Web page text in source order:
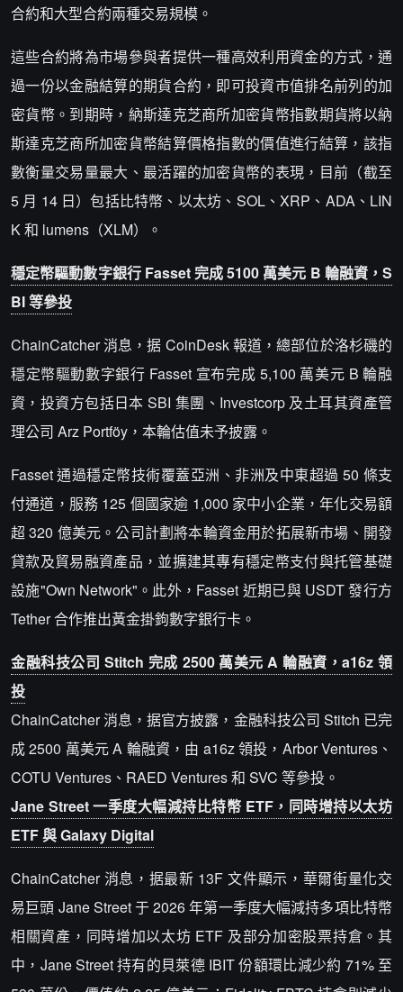
合約和大型合約兩種交易規模。
這些合約將為市場參與者提供一種高效利用資金的方式，通
過一份以金融結算的期貨合約，即可投資市值排名前列的加
密貨幣。到期時，納斯達克芝商所加密貨幣指數期貨將以納
斯達克芝商所加密貨幣結算價格指數的價值進行結算，該指
數衡量交易量最大、最活躍的加密貨幣的表現，目前（截至
5 月 14 日）包括比特幣、以太坊、SOL、XRP、ADA、LIN
K 和 lumens（XLM）。
穩定幣驅動數字銀行 Fasset 完成 5100 萬美元 B 輪融資，S
BI 等參投
ChainCatcher 消息，据 CoinDesk 報道，總部位於洛杉磯的
穩定幣驅動數字銀行 Fasset 宣布完成 5,100 萬美元 B 輪融
資，投資方包括日本 SBI 集團、Investcorp 及土耳其資產管
理公司 Arz Portföy，本輪估值未予披露。
Fasset 通過穩定幣技術覆蓋亞洲、非洲及中東超過 50 條支
付通道，服務 125 個國家逾 1,000 家中小企業，年化交易額
超 320 億美元。公司計劃將本輪資金用於拓展新市場、開發
貸款及貿易融資產品，並擴建其專有穩定幣支付與托管基礎
設施"Own Network"。此外，Fasset 近期已與 USDT 發行方
Tether 合作推出黃金掛鉤數字銀行卡。
金融科技公司 Stitch 完成 2500 萬美元 A 輪融資，a16z 領
投
ChainCatcher 消息，据官方披露，金融科技公司 Stitch 已完
成 2500 萬美元 A 輪融資，由 a16z 領投，Arbor Ventures、
COTU Ventures、RAED Ventures 和 SVC 等參投。
Jane Street 一季度大幅減持比特幣 ETF，同時增持以太坊
ETF 與 Galaxy Digital
ChainCatcher 消息，据最新 13F 文件顯示，華爾街量化交
易巨頭 Jane Street 于 2026 年第一季度大幅減持多項比特幣
相關資產，同時增加以太坊 ETF 及部分加密股票持倉。其
中，Jane Street 持有的貝萊德 IBIT 份額環比減少約 71% 至